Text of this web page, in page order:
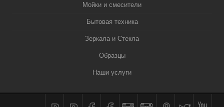
Мойки и смесители
Бытовая техника
Зеркала и Стекла
Образцы
Наши услуги